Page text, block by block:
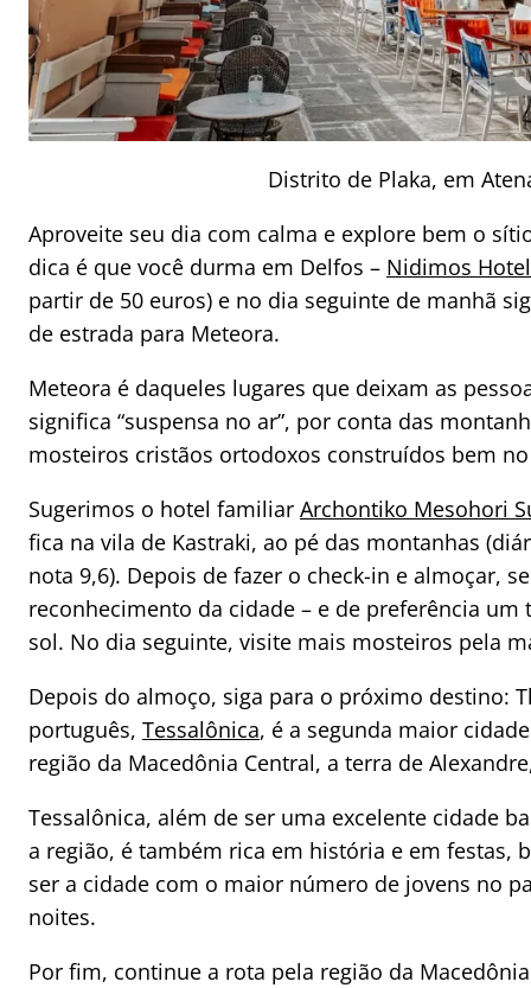
Distrito de Plaka, em
Aproveite seu dia com calma e explore bem o
dica é que você durma em Delfos – Nidimos Hotel
partir de 50 euros) e no dia seguinte de manhã
de estrada para Meteora.
Meteora é daqueles lugares que deixam as
significa “suspensa no ar”, por conta das
mosteiros cristãos ortodoxos construídos bem
Sugerimos o hotel familiar Archontiko Mesohori
fica na vila de Kastraki, ao pé das montanhas
nota 9,6). Depois de fazer o check-in e almoçar,
reconhecimento da cidade – e de preferência
sol. No dia seguinte, visite mais mosteiros pela
Depois do almoço, siga para o próximo destino:
português, Tessalônica, é a segunda maior
região da Macedônia Central, a terra de
Tessalônica, além de ser uma excelente cidade
a região, é também rica em história e em festas,
ser a cidade com o maior número de jovens no
noites.
Por fim, continue a rota pela região da